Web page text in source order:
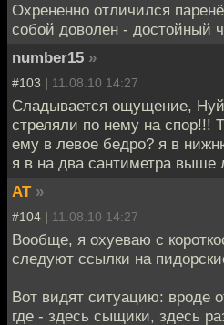
Охрененно отличился
собой доволен - достойный
number15 »
#103 | 11.08.10 14:27
Сладывается ощущение,
стреляли по нему на спор!!!
ему в левое бедро? я в
я в на два сантиметра выше
AT »
#104 | 11.08.10 14:27
Вообще, я охуеваю с
следуют ссылки на
Вот видят ситуацию: вроде
где - здесь сыщики, здесь